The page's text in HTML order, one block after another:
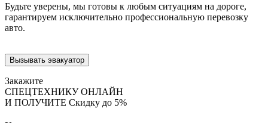
Будьте уверены, мы готовы к любым ситуациям на дороге,
гарантируем исключительно профессиональную перевозку
авто.
Вызывать эвакуатор
Закажите
СПЕЦТЕХНИКУ ОНЛАЙН
И ПОЛУЧИТЕ Скидку до 5%